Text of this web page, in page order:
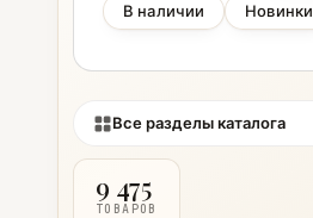
Все разделы каталога
9 475
ТОВАРОВ
В наличии
Новинки